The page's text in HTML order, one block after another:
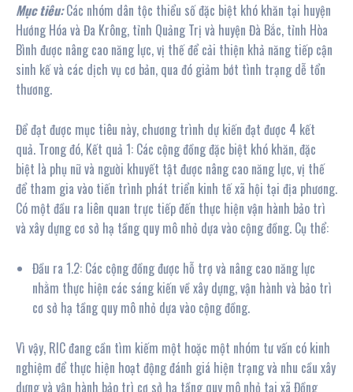
Mục tiêu:Các nhóm dân tộc thiểu số đặc biệt khó khăn tại huyện
Hướng Hóa và Đa Krông, tỉnh Quảng Trị và huyện Đà Bắc, tỉnh Hòa
Bình được nâng cao năng lực, vị thế để cải thiện khả năng tiếp cận
sinh kế và các dịch vụ cơ bản, qua đó giảm bớt tình trạng dễ tổn
thương.
Để đạt được mục tiêu này, chương trình dự kiến đạt được 4 kết
quả. Trong đó, Kết quả 1: Các cộng đồng đặc biệt khó khăn, đặc
biệt là phụ nữ và người khuyết tật được nâng cao năng lực, vị thế
để tham gia vào tiến trình phát triển kinh tế xã hội tại địa phương.
Có một đầu ra liên quan trực tiếp đến thực hiện vận hành bảo trì
và xây dựng cơ sở hạ tầng quy mô nhỏ dựa vào cộng đồng. Cụ thể:
Đầu ra 1.2: Các cộng đồng được hỗ trợ và nâng cao năng lực
nhằm thực hiện các sáng kiến về xây dựng, vận hành và bảo trì
cơ sở hạ tầng quy mô nhỏ dựa vào cộng đồng.
Vì vậy, RIC đang cần tìm kiếm một hoặc một nhóm tư vấn có kinh
nghiệm để thực hiện hoạt động đánh giá hiện trạng và nhu cầu xây
dựng và vận hành bảo trì cơ sở hạ tầng quy mô nhỏ tại xã Đồng